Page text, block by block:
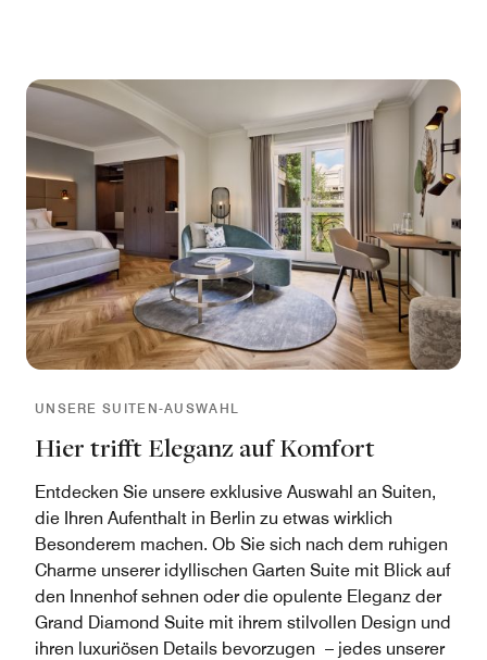
UNSERE SUITEN-AUSWAHL
Hier trifft Eleganz auf Komfort
Entdecken Sie unsere exklusive Auswahl an Suiten,
die Ihren Aufenthalt in Berlin zu etwas wirklich
Besonderem machen. Ob Sie sich nach dem ruhigen
Charme unserer idyllischen Garten Suite mit Blick auf
den Innenhof sehnen oder die opulente Eleganz der
Grand Diamond Suite mit ihrem stilvollen Design und
ihren luxuriösen Details bevorzugen – jedes unserer